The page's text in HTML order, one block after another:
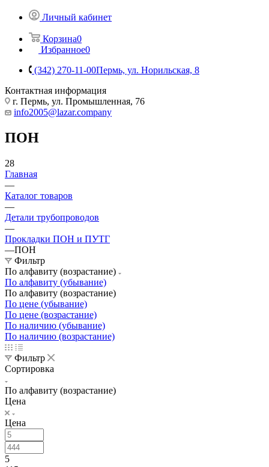
Личный кабинет
Корзина0
Избранное0
(342) 270-11-00Пермь, ул. Норильская, 8
Контактная информация
г. Пермь, ул. Промышленная, 76
info2005@lazar.company
ПОН
28
Главная
—
Каталог товаров
—
Детали трубопроводов
—
Прокладки ПОН и ПУТГ
—ПОН
Фильтр
По алфавиту (возрастание)
По алфавиту (убывание)
По алфавиту (возрастание)
По цене (убывание)
По цене (возрастание)
По наличию (убывание)
По наличию (возрастание)
Фильтр
Сортировка
По алфавиту (возрастание)
Цена
Цена
5